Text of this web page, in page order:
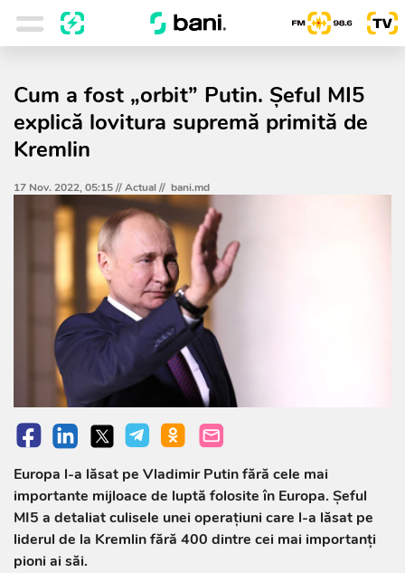
Cum a fost „orbit” Putin. Șeful MI5
explică lovitura supremă primită de
Kremlin
17 Nov. 2022, 05:15 //Actual// bani.md
Europa l-a lăsat pe Vladimir Putin fără cele mai
importante mijloace de luptă folosite în Europa. Șeful
MI5 a detaliat culisele unei operațiuni care l-a lăsat pe
liderul de la Kremlin fără 400 dintre cei mai importanți
pioni ai săi.